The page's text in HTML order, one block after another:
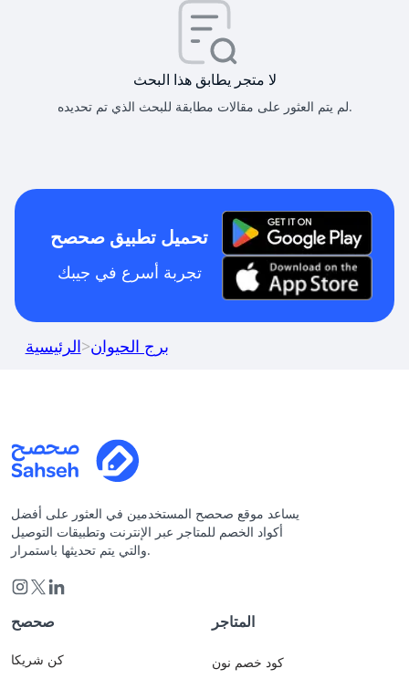
لا متجر يطابق هذا البحث
لم يتم العثور على مقالات مطابقة للبحث الذي تم تحديده.
تحميل تطبيق صحصح
تجربة أسرع في جيبك
الرئيسية>برج الحيوان
يساعد موقع صحصح المستخدمين في العثور على أفضل
أكواد الخصم للمتاجر عبر الإنترنت وتطبيقات التوصيل
والتي يتم تحديثها باستمرار.
صحصح
كن شريكا
المتاجر
كود خصم نون